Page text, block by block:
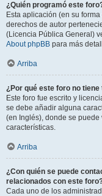
¿Quién programó este
Esta aplicación (en su
derechos de autor
(Licencia Pública General)
About phpBB para más
Arriba
¿Por qué este foro no tiene
Este foro fue escrito y
se debe añadir alguna
(en Inglés), donde se
características.
Arriba
¿Con quién se puede
relacionados con este
Cada uno de los